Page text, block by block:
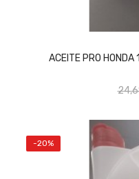
ACEITE PRO
-20%